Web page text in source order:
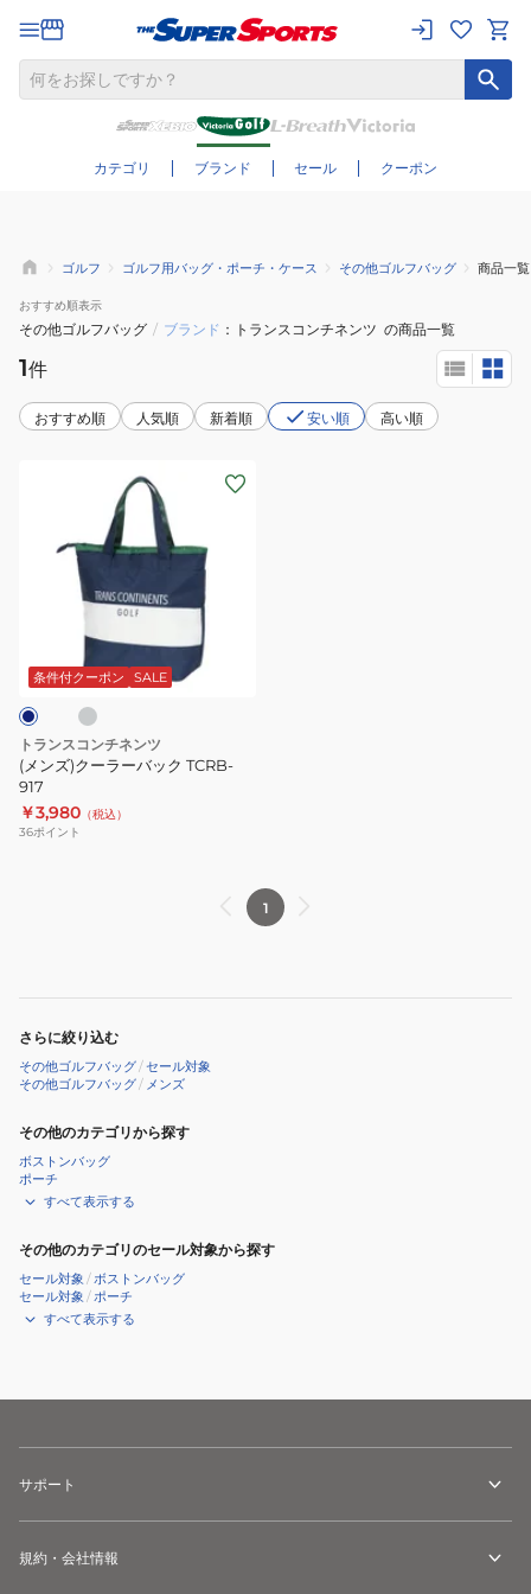
カテゴリ ブランド セール クーポン
さらに絞り込む
ゴルフ ゴルフ用バッグ・ポーチ・ケース その他ゴルフバッグ 商品一覧
おすすめ順表示
その他ゴルフバッグ / ブランド トランスコンチネンツ の商品一覧
1件
おすすめ順 人気順 新着順 安い順 高い順
バ
ッ
ク
TCRB-
917
条件付クーポン SALE
トランスコンチネンツ
(メンズ)クーラーバック TCRB-
917
￥3,980 （税込）
36ポイント
1
さらに絞り込む
その他ゴルフバッグ/セール対象
その他ゴルフバッグ/ メンズ
その他のカテゴリから探す
ボストンバッグ
ポーチ
すべて表示する
その他のカテゴリのセール対象から探す
セール対象 /ボストンバッグ
セール対象 /ポーチ
すべて表示する
サポート
規約・会社情報